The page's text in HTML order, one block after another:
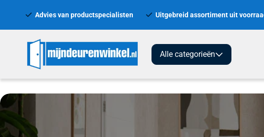
Advies van productspecialisten Uitgebreid assortiment uit
Alle categorieën